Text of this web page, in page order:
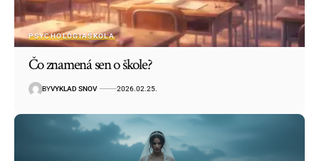
PSYCHOLÓGIAŠKOLA
Čo znamená sen o škole?
BYVYKLAD SNOV 2026.02.25.